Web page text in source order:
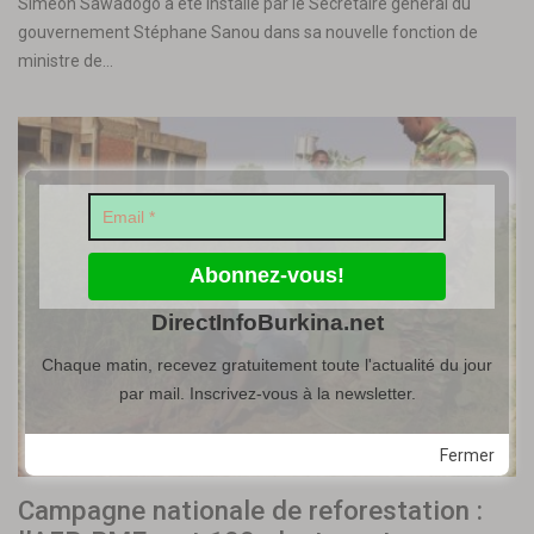
Siméon Sawadogo a été installé par le Secrétaire général du
gouvernement Stéphane Sanou dans sa nouvelle fonction de
ministre de…
Campagne nationale de reforestation :
Fermer
DirectInfoBurkina.net
Chaque matin, recevez gratuitement toute l'actualité du jour
par mail. Inscrivez-vous à la newsletter.